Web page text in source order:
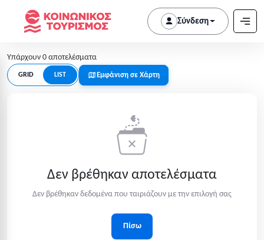
Σύνδεση
Υπάρχουν 0 αποτελέσματα
GRID LIST Εμφάνιση σε Χάρτη
Δεν βρέθηκαν αποτελέσματα
Δεν βρέθηκαν δεδομένα που ταιριάζουν με την επιλογή σας
Πίσω